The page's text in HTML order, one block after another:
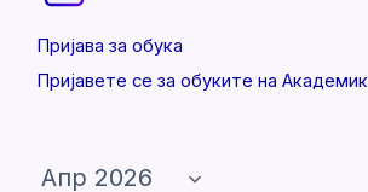
Пријава за обука
Пријавете се за обуките на Академик